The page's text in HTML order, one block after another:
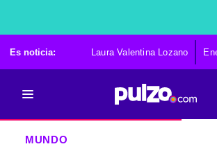
Es noticia: Laura Valentina Lozano
MUNDO